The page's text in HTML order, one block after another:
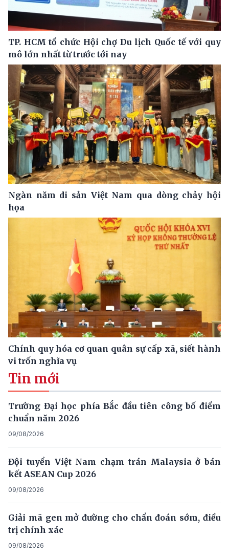
TP. HCM tổ chức Hội chợ Du lịch Quốc tế với quy
mô lớn nhất từ trước tới nay
Ngàn năm di sản Việt Nam qua dòng chảy hội
họa
Chính quy hóa cơ quan quân sự cấp xã, siết hành
vi trốn nghĩa vụ
Tin mới
Trường Đại học phía Bắc đầu tiên công bố điểm
chuẩn năm 2026
09/08/2026
Đội tuyển Việt Nam chạm trán Malaysia ở bán
kết ASEAN Cup 2026
09/08/2026
Giải mã gen mở đường cho chẩn đoán sớm, điều
trị chính xác
09/08/2026